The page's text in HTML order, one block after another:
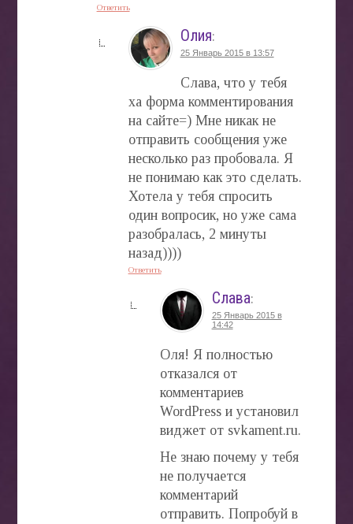
Ответить
Олия:
25 Январь 2015 в 13:57
Слава, что у тебя
ха форма комментирования
на сайте=) Мне никак не
отправить сообщения уже
несколько раз пробовала. Я
не понимаю как это сделать.
Хотела у тебя спросить
один вопросик, но уже сама
разобралась, 2 минуты
назад))))
Ответить
Слава:
25 Январь 2015 в
14:42
Оля! Я полностью
отказался от
комментариев
WordPress и установил
виджет от svkament.ru.
Не знаю почему у тебя
не получается
комментарий
отправить. Попробуй в